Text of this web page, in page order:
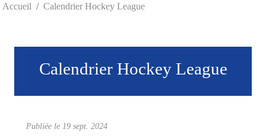
Accueil Calendrier Hockey League
Calendrier Hockey League
Publiée le 19 sept. 2024